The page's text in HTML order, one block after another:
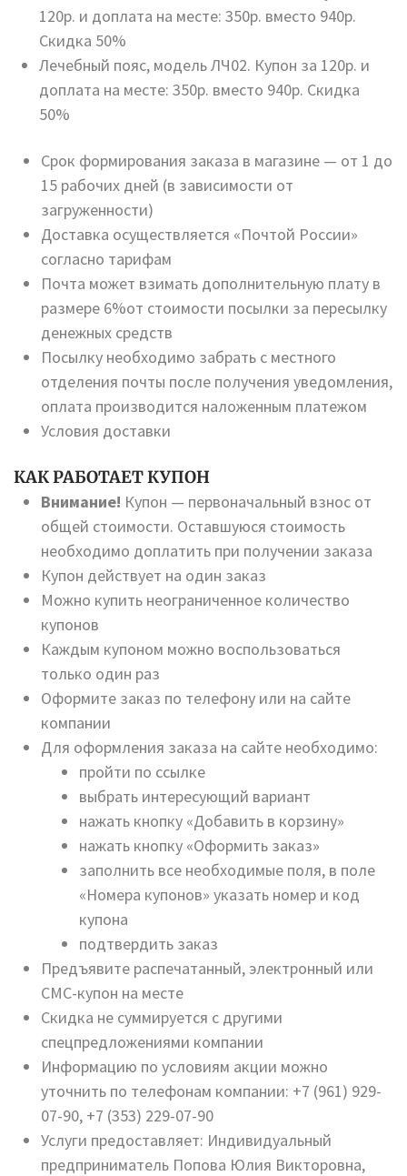
120р. и доплата на месте: 350р. вместо 940р.
Скидка 50%
Лечебный пояс, модель ЛЧ02. Купон за 120р. и
доплата на месте: 350р. вместо 940р. Скидка
50%
Срок формирования заказа в магазине — от 1 до
15 рабочих дней (в зависимости от
загруженности)
Доставка осуществляется «Почтой России»
согласно тарифам
Почта может взимать дополнительную плату в
размере 6%от стоимости посылки за пересылку
денежных средств
Посылку необходимо забрать с местного
отделения почты после получения уведомления,
оплата производится наложенным платежом
Условия доставки
КАК РАБОТАЕТ КУПОН
Внимание! Купон — первоначальный взнос от
общей стоимости. Оставшуюся стоимость
необходимо доплатить при получении заказа
Купон действует на один заказ
Можно купить неограниченное количество
купонов
Каждым купоном можно воспользоваться
только один раз
Оформите заказ по телефону или на сайте
компании
Для оформления заказа на сайте необходимо:
пройти по ссылке
выбрать интересующий вариант
нажать кнопку «Добавить в корзину»
нажать кнопку «Оформить заказ»
заполнить все необходимые поля, в поле
«Номера купонов» указать номер и код
купона
подтвердить заказ
Предъявите распечатанный, электронный или
СМС-купон на месте
Скидка не суммируется с другими
спецпредложениями компании
Информацию по условиям акции можно
уточнить по телефонам компании: +7 (961) 929-
07-90, +7 (353) 229-07-90
Услуги предоставляет: Индивидуальный
предприниматель Попова Юлия Викторовна,